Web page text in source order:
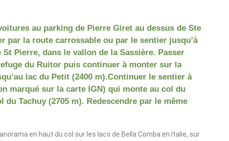
au parking de Pierre Giret au dessus de Ste
par la route carrossable ou par le sentier jusqu’à
St Pierre, dans le vallon de la Sassière. Passer
du Ruitor puis continuer à monter sur la
lac du Petit (2400 m).Continuer le sentier à
marqué sur la carte IGN) qui monte au col du
du Tachuy (2705 m). Redescendre par le même
en haut du col sur les lacs de Bella Comba en Italie, sur